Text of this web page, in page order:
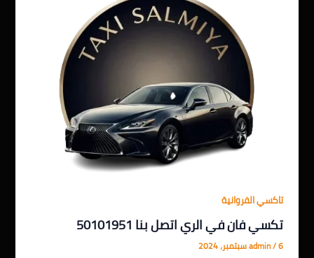
تاكسي الفروانية
تكسي فان في الري اتصل بنا 50101951
admin/6 سبتمبر، 2024